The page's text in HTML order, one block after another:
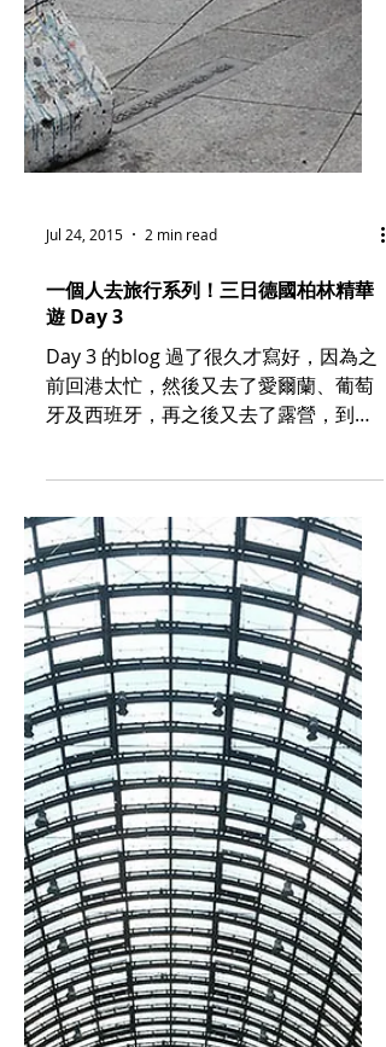
Jul 24, 2015 2 min read
一個人去旅行系列！三日德國柏林精華
遊 Day 3
Day 3 的blog 過了很久才寫好，因為之
前回港太忙，然後又去了愛爾蘭、葡萄
天才算真正有時間坐下來完成這個柏林
之旅。 第3 天其實只有半天時間，因為
有台灣同學也在柏林，所以第三天就與
他一起去逛博物館 + Tea。...